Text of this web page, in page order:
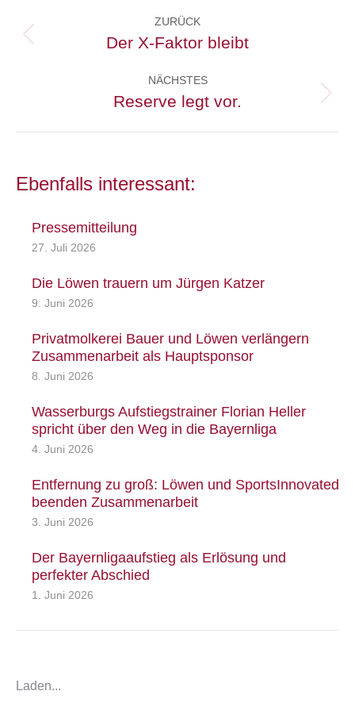
ZURÜCK
Vorheriger
Der X-Faktor bleibt
NÄCHSTES
Nächster
Reserve legt vor.
Ebenfalls interessant:
Pressemitteilung
27. Juli 2026
Die Löwen trauern um Jürgen Katzer
9. Juni 2026
Privatmolkerei Bauer und Löwen verlängern
Zusammenarbeit als Hauptsponsor
8. Juni 2026
Wasserburgs Aufstiegstrainer Florian Heller
spricht über den Weg in die Bayernliga
4. Juni 2026
Entfernung zu groß: Löwen und SportsInnovated
beenden Zusammenarbeit
3. Juni 2026
Der Bayernligaaufstieg als Erlösung und
perfekter Abschied
1. Juni 2026
Laden...